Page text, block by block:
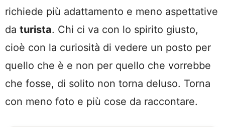
richiede più adattamento e meno aspettative
da turista. Chi ci va con lo spirito giusto,
cioè con la curiosità di vedere un posto per
quello che è e non per quello che vorrebbe
che fosse, di solito non torna deluso. Torna
con meno foto e più cose da raccontare.